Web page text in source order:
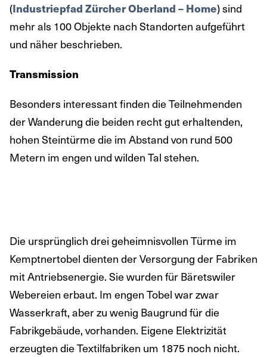
(Industriepfad Zürcher Oberland – Home) sind
mehr als 100 Objekte nach Standorten aufgeführt
und näher beschrieben.
Transmission
Besonders interessant finden die Teilnehmenden
der Wanderung die beiden recht gut erhaltenden,
hohen Steintürme die im Abstand von rund 500
Metern im engen und wilden Tal stehen.
Die ursprünglich drei geheimnisvollen Türme im
Kemptnertobel dienten der Versorgung der Fabriken
mit Antriebsenergie. Sie wurden für Bäretswiler
Webereien erbaut. Im engen Tobel war zwar
Wasserkraft, aber zu wenig Baugrund für die
Fabrikgebäude, vorhanden. Eigene Elektrizität
erzeugten die Textilfabriken um 1875 noch nicht.